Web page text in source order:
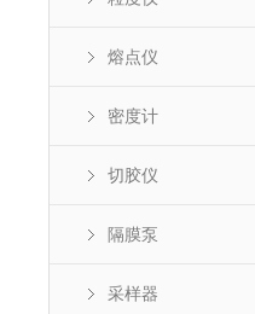
熔点仪
密度计
切胶仪
隔膜泵
采样器